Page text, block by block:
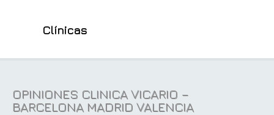
Clínicas
OPINIONES CLINICA VICARIO –
BARCELONA MADRID VALENCIA